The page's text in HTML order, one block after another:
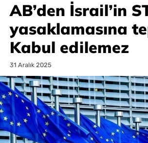
AB’den İsrail’in
yasaklamasına
Kabul edilemez
31 Aralık 2025